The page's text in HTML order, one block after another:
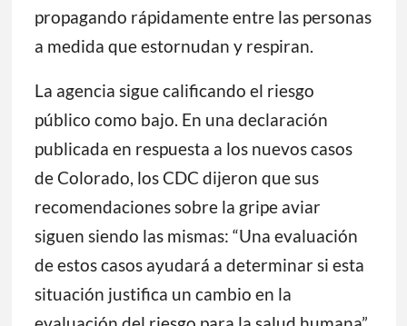
propagando rápidamente entre las personas
a medida que estornudan y respiran.
La agencia sigue calificando el riesgo
público como bajo. En una declaración
publicada en respuesta a los nuevos casos
de Colorado, los CDC dijeron que sus
recomendaciones sobre la gripe aviar
siguen siendo las mismas: “Una evaluación
de estos casos ayudará a determinar si esta
situación justifica un cambio en la